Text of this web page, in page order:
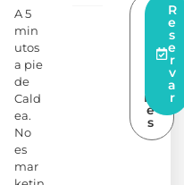
A 5
min
utos
a pie
de
Cald
ea.
No
es
mar
S
e
r-
m
é
s
R
e
s
e
r
v
a
r